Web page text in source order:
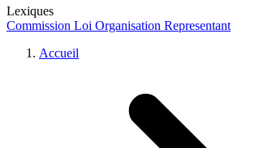
Lexiques
Commission Loi Organisation Representant
Accueil